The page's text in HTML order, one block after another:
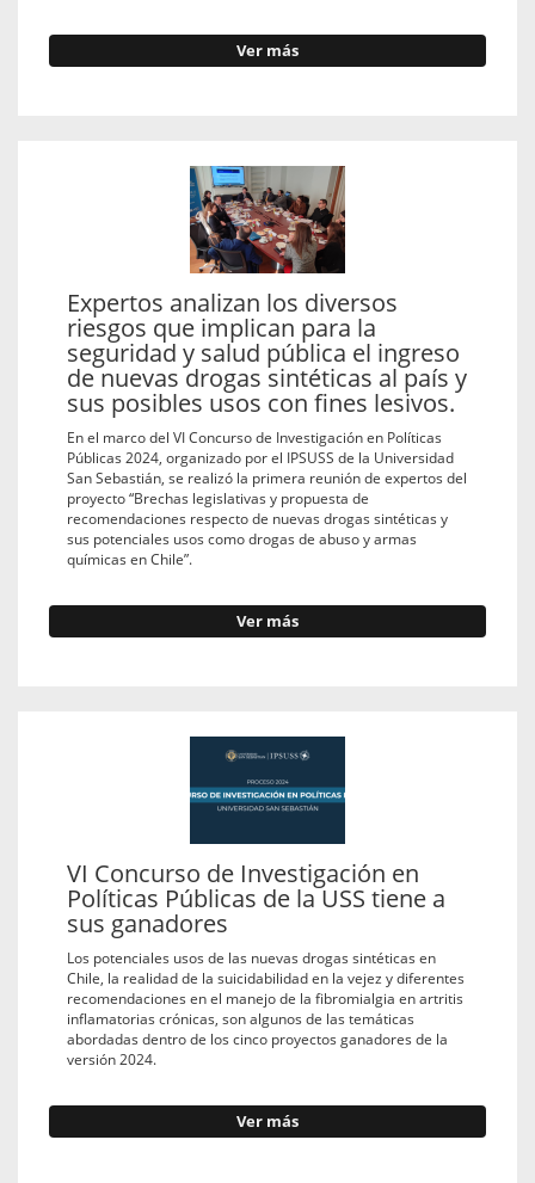
Ver más
Expertos analizan los diversos
riesgos que implican para la
seguridad y salud pública el ingreso
de nuevas drogas sintéticas al país y
sus posibles usos con fines lesivos.
En el marco del VI Concurso de Investigación en Políticas
Públicas 2024, organizado por el IPSUSS de la Universidad
San Sebastián, se realizó la primera reunión de expertos del
proyecto “Brechas legislativas y propuesta de
recomendaciones respecto de nuevas drogas sintéticas y
sus potenciales usos como drogas de abuso y armas
químicas en Chile”.
Ver más
VI Concurso de Investigación en
Políticas Públicas de la USS tiene a
sus ganadores
Los potenciales usos de las nuevas drogas sintéticas en
Chile, la realidad de la suicidabilidad en la vejez y diferentes
recomendaciones en el manejo de la fibromialgia en artritis
inflamatorias crónicas, son algunos de las temáticas
abordadas dentro de los cinco proyectos ganadores de la
versión 2024.
Ver más